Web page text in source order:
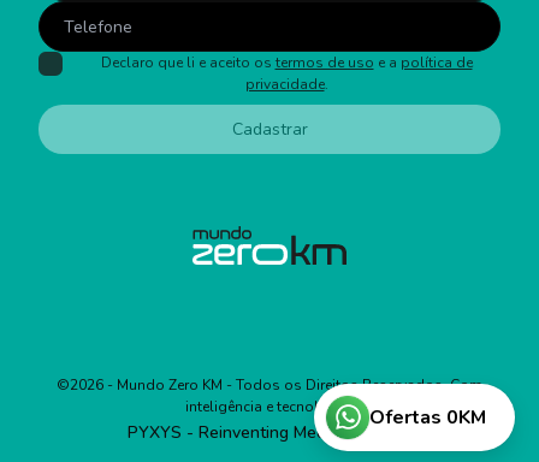
Ofertas 0KM
Declaro que li e aceito os termos de uso e a política de
privacidade.
Cadastrar
©2026 - Mundo Zero KM - Todos os Direitos Reservados. Com
inteligência e tecnologia:
PYXYS - Reinventing Media Business